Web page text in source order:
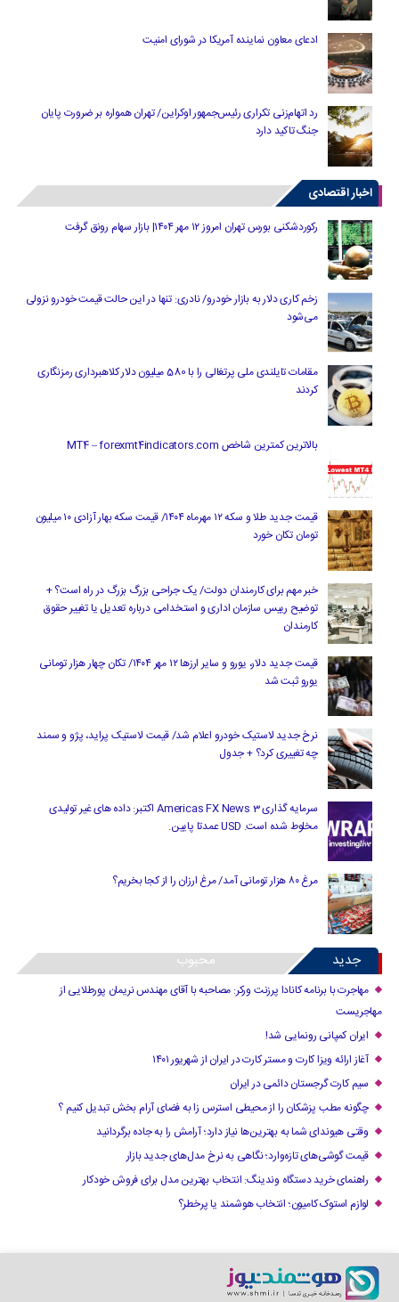
ادعای معاون نماینده آمریکا در شورای امنیت
رد اتهام‌زنی تکراری رئیس‌جمهور اوکراین/ تهران همواره بر ضرورت پایان
جنگ تاکید دارد
اخبار اقتصادی
رکوردشکنی بورس تهران امروز ۱۲ مهر ۱۴۰۴| بازار سهام رونق گرفت
زخم کاری دلار به بازار خودرو/ نادری: تنها در این حالت قیمت خودرو نزولی
می‌شود
مقامات تایلندی ملی پرتغالی را با 580 میلیون دلار کلاهبرداری رمزنگاری
کردند
بالاترین کمترین شاخص MT4 – forexmt4indicators.com
قیمت جدید طلا و سکه ۱۲ مهرماه ۱۴۰۴/ قیمت سکه بهار آزادی ۱۰ میلیون
تومان تکان خورد
خبر مهم برای کارمندان دولت/ یک جراحی بزرگ بزرگ در راه است؟ +
توضیح رییس سازمان اداری و استخدامی درباره تعدیل یا تغییر حقوق
کارمندان
قیمت جدید دلار، یورو و سایر ارزها ۱۲ مهر ۱۴۰۴/ تکان چهار هزار تومانی
یورو ثبت شد
نرخ جدید لاستیک خودرو اعلام شد/ قیمت لاستیک پراید، پژو و سمند
چه تغییری کرد؟ + جدول
سرمایه گذاری Americas FX News 3 اکتبر: داده های غیر تولیدی
مخلوط شده است. USD عمدتا پایین.
مرغ ۸۰ هزار تومانی آمد/ مرغ ارزان را از کجا بخریم؟
جدید محبوب
مهاجرت با برنامه کانادا پرزنت ورکر: مصاحبه با آقای مهندس نریمان پورطلایی از
مهاجریست
ایران کمپانی رونمایی شد!
آغاز ارائه ویزا کارت و مستر کارت در ایران از شهریور ۱۴۰۱
سیم کارت گرجستان دائمی در ایران
چگونه مطب پزشکان را از محیطی استرس زا به فضای آرام بخش تبدیل کنیم ؟
وقتی هیوندای شما به بهترین‌ها نیاز دارد؛ آرامش را به جاده برگردانید
قیمت گوشی‌های تازه‌وارد؛ نگاهی به نرخ مدل‌های جدید بازار
راهنمای خرید دستگاه وندینگ: انتخاب بهترین مدل برای فروش خودکار
لوازم استوک کامیون؛ انتخاب هوشمند یا پرخطر؟